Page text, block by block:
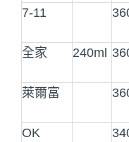
7-11
全家 240ml
萊爾富
OK